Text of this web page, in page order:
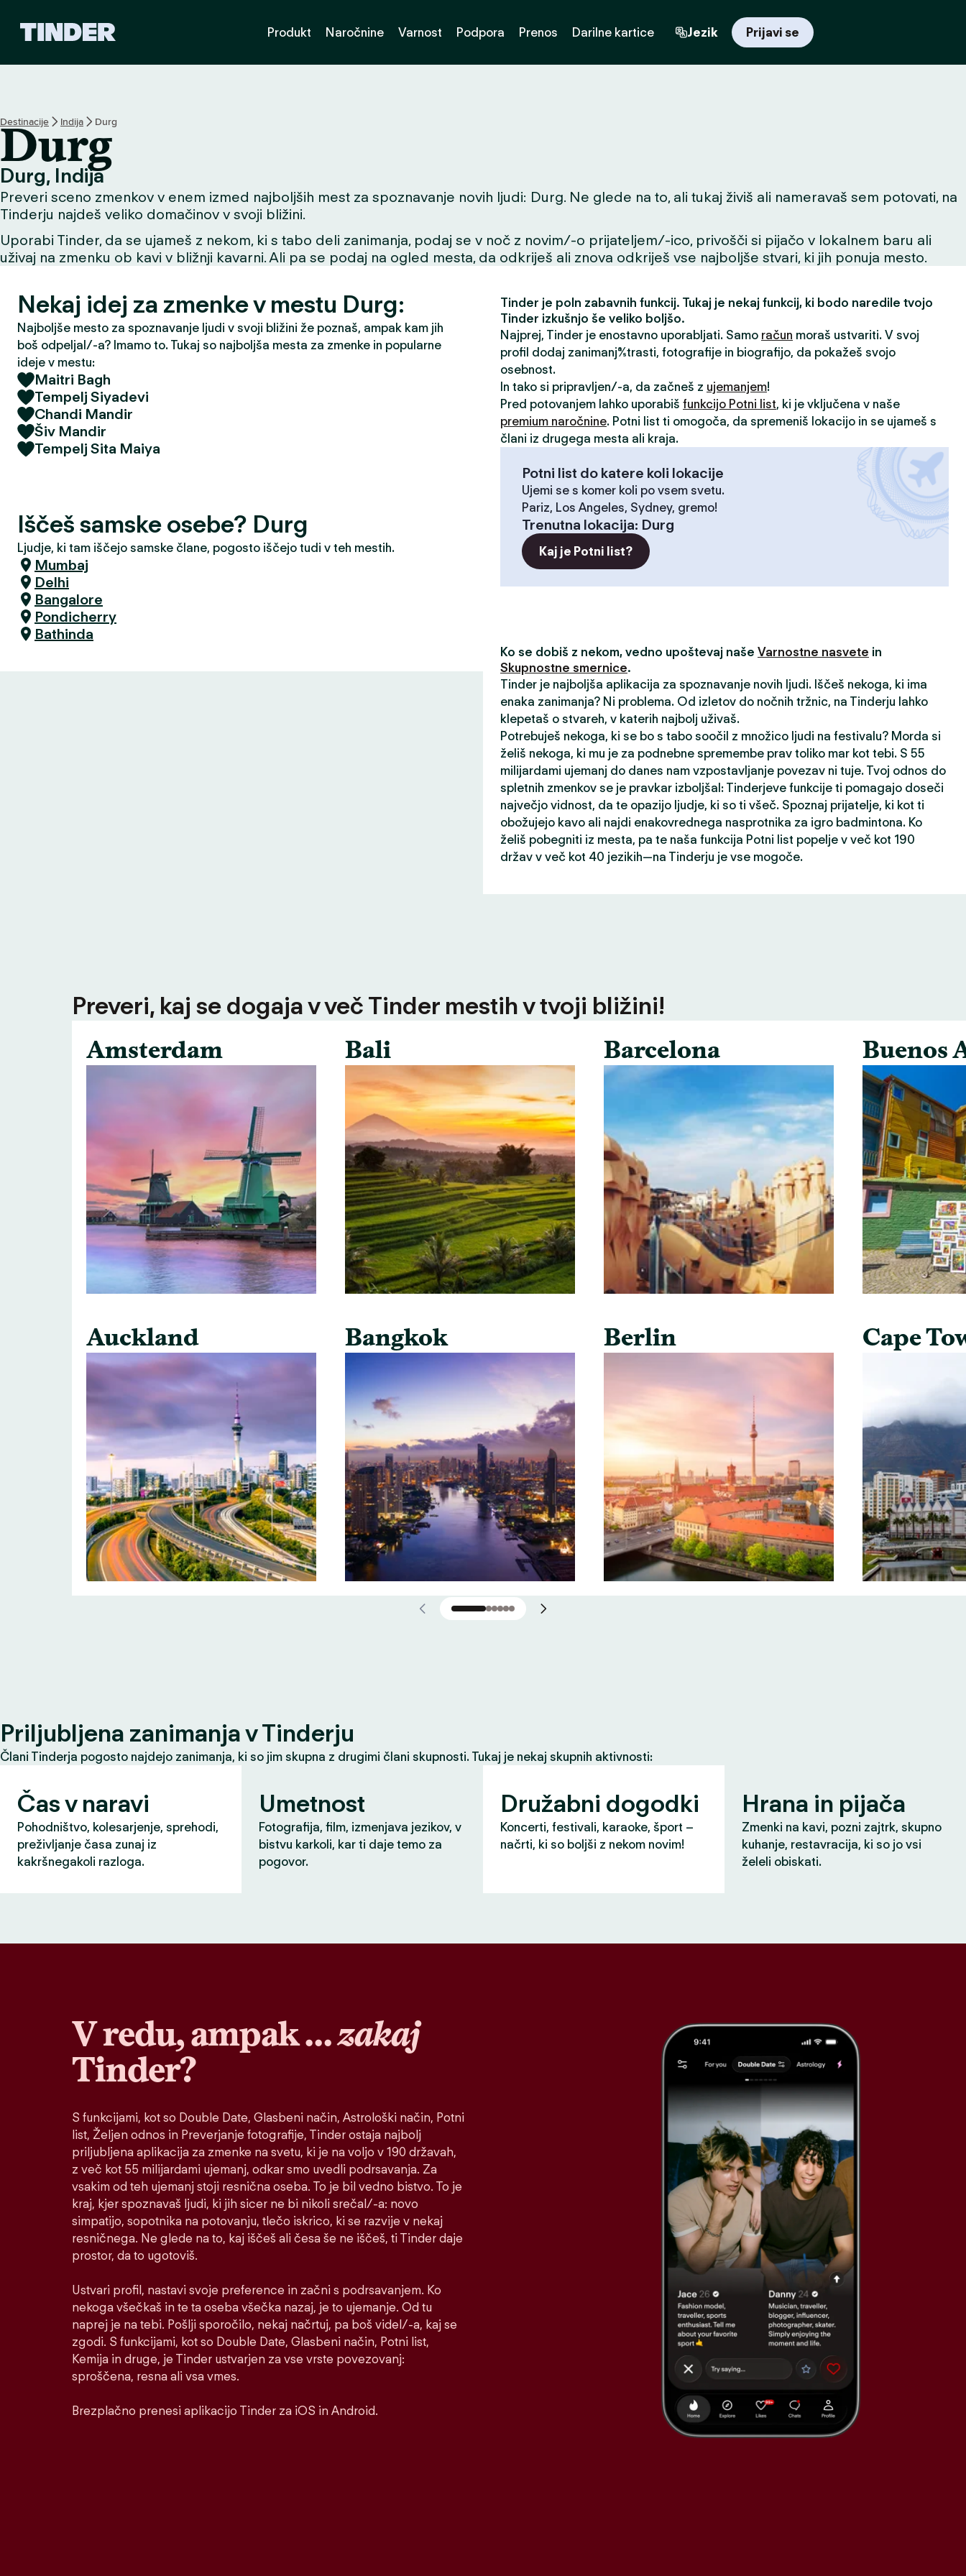
v
Produkt Naročnine Varnost Podpora Prenos Darilne kartice Jezik Prijavi se
Destinacije Indija Durg
Durg
Durg, Indija
Preveri sceno zmenkov v enem izmed najboljših mest za spoznavanje novih ljudi: Durg. Ne glede na to, ali tukaj živiš ali nameravaš sem potovati, na
Tinderju najdeš veliko domačinov v svoji bližini.
Uporabi Tinder, da se ujameš z nekom, ki s tabo deli zanimanja, podaj se v noč z novim/-o prijateljem/-ico, privošči si pijačo v lokalnem baru ali
uživaj na zmenku ob kavi v bližnji kavarni. Ali pa se podaj na ogled mesta, da odkriješ ali znova odkriješ vse najboljše stvari, ki jih ponuja mesto.
Nekaj idej za zmenke v mestu Durg:
Najboljše mesto za spoznavanje ljudi v svoji bližini že poznaš, ampak kam jih
boš odpeljal/-a? Imamo to. Tukaj so najboljša mesta za zmenke in popularne
ideje v mestu:
Maitri Bagh
Tempelj Siyadevi
Chandi Mandir
Šiv Mandir
Tempelj Sita Maiya
Iščeš samske osebe? Durg
Ljudje, ki tam iščejo samske člane, pogosto iščejo tudi v teh mestih.
Mumbaj
Delhi
Bangalore
Pondicherry
Bathinda
Tinder je poln zabavnih funkcij. Tukaj je nekaj funkcij, ki bodo naredile tvojo
Tinder izkušnjo še veliko boljšo.
Najprej, Tinder je enostavno uporabljati. Samo račun moraš ustvariti. V svoj
profil dodaj zanimanja/strasti, fotografije in biografijo, da pokažeš svojo
osebnost.
In tako si pripravljen/-a, da začneš z ujemanjem!
Pred potovanjem lahko uporabiš funkcijo Potni list, ki je vključena v naše
premium naročnine. Potni list ti omogoča, da spremeniš lokacijo in se ujameš s
člani iz drugega mesta ali kraja.
Potni list do katere koli lokacije
Ujemi se s komer koli po vsem svetu.
Pariz, Los Angeles, Sydney, gremo!
Trenutna lokacija: Durg
Kaj je Potni list?
Ko se dobiš z nekom, vedno upoštevaj naše Varnostne nasvete in
Skupnostne smernice.
Tinder je najboljša aplikacija za spoznavanje novih ljudi. Iščeš nekoga, ki ima
enaka zanimanja? Ni problema. Od izletov do nočnih tržnic, na Tinderju lahko
klepetaš o stvareh, v katerih najbolj uživaš.
Potrebuješ nekoga, ki se bo s tabo soočil z množico ljudi na festivalu? Morda si
želiš nekoga, ki mu je za podnebne spremembe prav toliko mar kot tebi. S 55
milijardami ujemanj do danes nam vzpostavljanje povezav ni tuje. Tvoj odnos do
spletnih zmenkov se je pravkar izboljšal: Tinderjeve funkcije ti pomagajo doseči
največjo vidnost, da te opazijo ljudje, ki so ti všeč. Spoznaj prijatelje, ki kot ti
obožujejo kavo ali najdi enakovrednega nasprotnika za igro badmintona. Ko
želiš pobegniti iz mesta, pa te naša funkcija Potni list popelje v več kot 190
držav v več kot 40 jezikih—na Tinderju je vse mogoče.
Preveri, kaj se dogaja v več Tinder mestih v tvoji bližini!
Amsterdam
Auckland
Bali
Bangkok
Barcelona
Berlin
Buenos
Cape
Priljubljena zanimanja v Tinderju
Člani Tinderja pogosto najdejo zanimanja, ki so jim skupna z drugimi člani skupnosti. Tukaj je nekaj skupnih aktivnosti:
Čas v naravi
Pohodništvo, kolesarjenje, sprehodi,
preživljanje časa zunaj iz
kakršnegakoli razloga.
Umetnost
Fotografija, film, izmenjava jezikov, v
bistvu karkoli, kar ti daje temo za
pogovor.
Družabni dogodki
Koncerti, festivali, karaoke, šport –
načrti, ki so boljši z nekom novim!
Hrana in pijača
Zmenki na kavi, pozni zajtrk, skupno
kuhanje, restavracija, ki so jo vsi
želeli obiskati.
V redu, ampak …zakaj
Tinder?
S funkcijami, kot so Double Date, Glasbeni način, Astrološki način, Potni
list, Željen odnos in Preverjanje fotografije, Tinder ostaja najbolj
priljubljena aplikacija za zmenke na svetu, ki je na voljo v 190 državah,
z več kot 55 milijardami ujemanj, odkar smo uvedli podrsavanja. Za
vsakim od teh ujemanj stoji resnična oseba. To je bil vedno bistvo. To je
kraj, kjer spoznavaš ljudi, ki jih sicer ne bi nikoli srečal/-a: novo
simpatijo, sopotnika na potovanju, tlečo iskrico, ki se razvije v nekaj
resničnega. Ne glede na to, kaj iščeš ali česa še ne iščeš, ti Tinder daje
prostor, da to ugotoviš.
Ustvari profil, nastavi svoje preference in začni s podrsavanjem. Ko
nekoga všečkaš in te ta oseba všečka nazaj, je to ujemanje. Od tu
naprej je na tebi. Pošlji sporočilo, nekaj načrtuj, pa boš videl/-a, kaj se
zgodi. S funkcijami, kot so Double Date, Glasbeni način, Potni list,
Kemija in druge, je Tinder ustvarjen za vse vrste povezovanj:
sproščena, resna ali vsa vmes.
Brezplačno prenesi aplikacijo Tinder za iOS in Android.